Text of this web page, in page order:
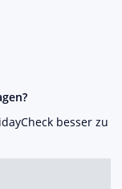
besser zu